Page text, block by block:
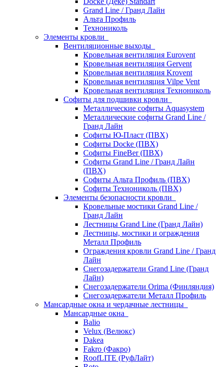
Grand Line / Гранд Лайн
Альта Профиль
Технониколь
Элементы кровли
Вентиляционные выходы
Кровельная вентиляция Eurovent
Кровельная вентиляция Gervent
Кровельная вентиляция Krovent
Кровельная вентиляция Vilpe Vent
Кровельная вентиляция Технониколь
Cофиты для подшивки кровли
Металлические софиты Aquasystem
Металлические софиты Grand Line /
Гранд Лайн
Софиты Ю-Пласт (ПВХ)
Софиты Docke (ПВХ)
Софиты FineBer (ПВХ)
Софиты Grand Line / Гранд Лайн
(ПВХ)
Софиты Альта Профиль (ПВХ)
Софиты Технониколь (ПВХ)
Элементы безопасности кровли
Кровельные мостики Grand Line /
Гранд Лайн
Лестницы Grand Line (Гранд Лайн)
Лестницы, мостики и ограждения
Металл Профиль
Ограждения кровли Grand Line / Гранд
Лайн
Снегозадержатели Grand Line (Гранд
Лайн)
Снегозадержатели Orima (Финляндия)
Снегозадержатели Металл Профиль
Мансардные окна и чердачные лестницы
Мансардные окна
Balio
Velux (Велюкс)
Dakea
Fakro (Факро)
RoofLITE (РуфЛайт)